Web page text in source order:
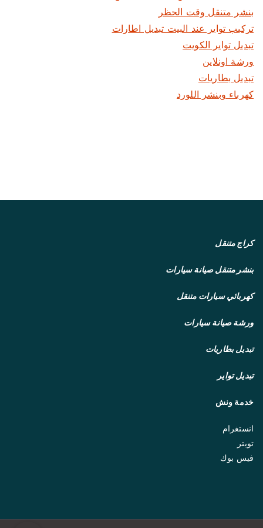
بنشر متنقل وقت الحظر
تركيب تواير عند البيت تبديل اطارات
تبديل تواير الكويت
ورشة اونلاين
تبديل بطاريات
كهرباء وبنشر اللورد
كراج متنقل
بنشر متنقلصيانة سيارات
كهربائي سيارات متنقل
ورشة صيانة سيارات
تبديل بطاريات
تبديل تواير
خدمة ونش
انستغرام
تويتر
فيس بوك